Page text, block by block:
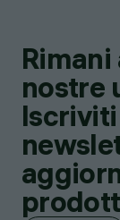
nostre